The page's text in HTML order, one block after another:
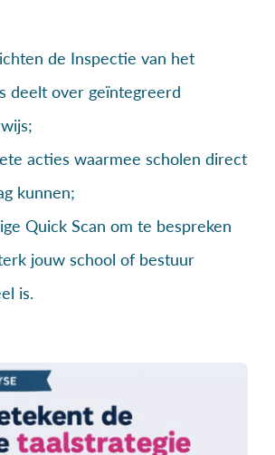
de Inspectie van het
deelt over geïntegreerd
acties waarmee scholen direct
kunnen;
Quick Scan om te bespreken
jouw school of bestuur
is.